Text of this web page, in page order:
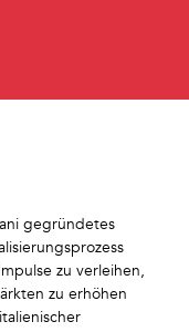
gegründetes
zu verleihen,
zu erhöhen